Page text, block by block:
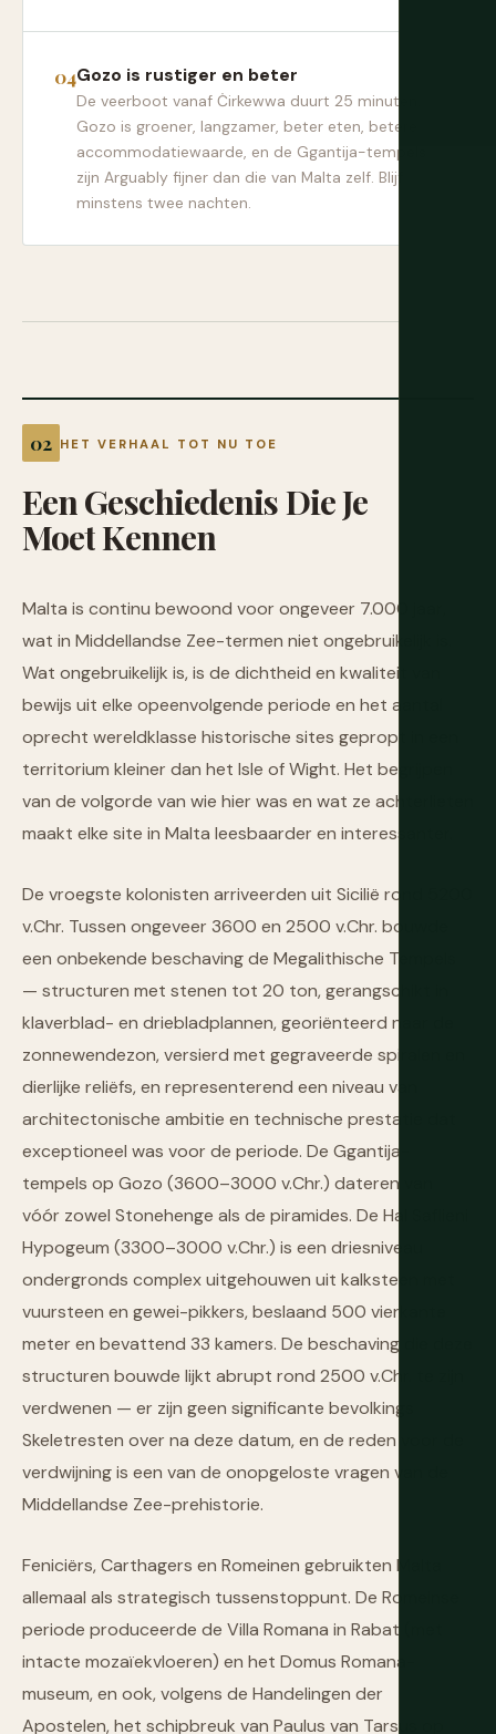
Gozo is rustiger en beter
De veerboot vanaf Ċirkewwa duurt 25 minuten.
Gozo is groener, langzamer, beter eten, betere
accommodatiewaarde, en de Ggantija-tempels
zijn Arguably fijner dan die van Malta zelf. Blijf
minstens twee nachten.
HET VERHAAL TOT NU TOE
EenGeschiedenisDieJe
MoetKennen
Malta is continu bewoond voor ongeveer 7.000 jaar,
wat in Middellandse Zee-termen niet ongebruikelijk is.
Wat ongebruikelijk is, is de dichtheid en kwaliteit van
bewijs uit elke opeenvolgende periode en het aantal
oprecht wereldklasse historische sites gepropt in een
territorium kleiner dan het Isle of Wight. Het begrijpen
van de volgorde van wie hier was en wat ze achterlieten
maakt elke site in Malta leesbaarder en interessanter.
De vroegste kolonisten arriveerden uit Sicilië rond 5200
v.Chr. Tussen ongeveer 3600 en 2500 v.Chr. bouwde
een onbekende beschaving de Megalithische Tempels
— structuren met stenen tot 20 ton, gerangschikt in
klaverblad- en driebladplannen, georiënteerd naar de
zonnewendezon, versierd met gegraveerde spiralen en
dierlijke reliëfs, en representerend een niveau van
architectonische ambitie en technische prestatie dat
exceptioneel was voor de periode. De Ggantija-
tempels op Gozo (3600–3000 v.Chr.) dateren van
vóór zowel Stonehenge als de piramides. De Hal Saflieni
Hypogeum (3300–3000 v.Chr.) is een driesniveau
ondergronds complex uitgehouwen uit kalksteen met
vuursteen en gewei-pikkers, beslaand 500 vierkante
meter en bevattend 33 kamers. De beschaving die deze
structuren bouwde lijkt abrupt rond 2500 v.Chr. te zijn
verdwenen — er zijn geen significante bevolkings
Skeletresten over na deze datum, en de reden voor de
verdwijning is een van de onopgeloste vragen van de
Middellandse Zee-prehistorie.
Feniciërs, Carthagers en Romeinen gebruikten Malta
allemaal als strategisch tussenstoppunt. De Romeinse
periode produceerde de Villa Romana in Rabat (met
intacte mozaïekvloeren) en het Domus Romana-
museum, en ook, volgens de Handelingen der
Apostelen, het schipbreuk van Paulus van Tarsus op